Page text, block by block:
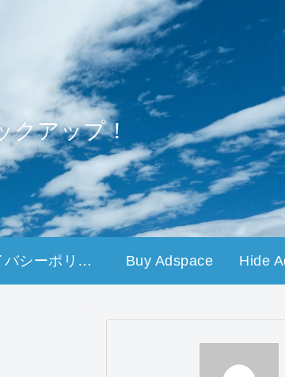
アップ！
プライバシーポリシー Buy Adspace